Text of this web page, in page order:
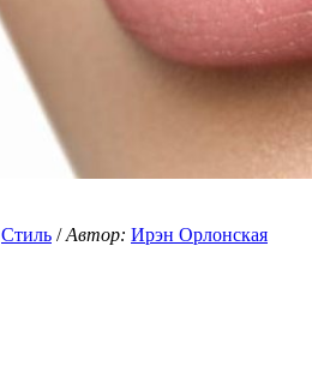
Стиль /Автор: Ирэн Орлонская